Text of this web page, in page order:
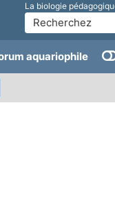
La biologie
aquariophile